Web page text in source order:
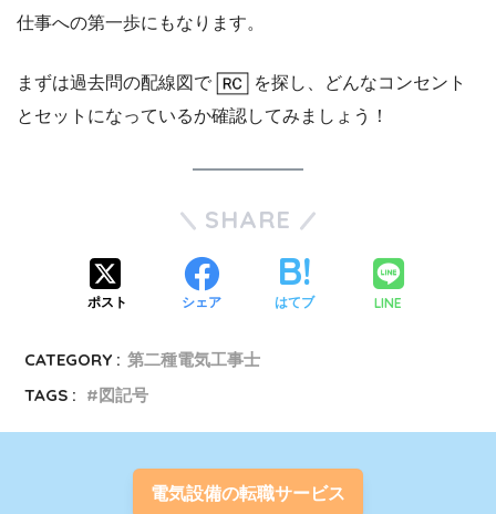
仕事への第一歩にもなります。
まずは過去問の配線図で
を探し、どんなコンセント
とセットになっているか確認してみましょう！
SHARE
ポスト シェア はてブ LINE
CATEGORY : 第二種電気工事士
TAGS :
図記号
電気設備の転職サービス